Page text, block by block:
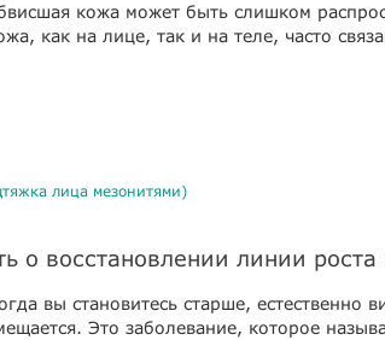
кожа может быть слишком
как на лице, так и на теле, часто
лица мезонитями)
о восстановлении линии роста
вы становитесь старше, естественно
Это заболевание, которое